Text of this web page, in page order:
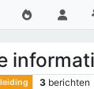
3 berichten